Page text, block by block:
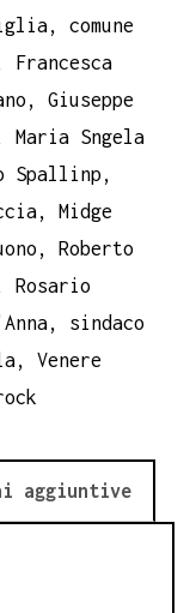
comune
Francesca
Giuseppe
Maria Sngela
Spallinp
Midge
Roberto
Rosario
sindaco
Venere
aggiuntive